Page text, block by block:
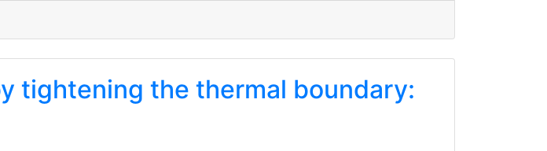
tightening the thermal boundary: